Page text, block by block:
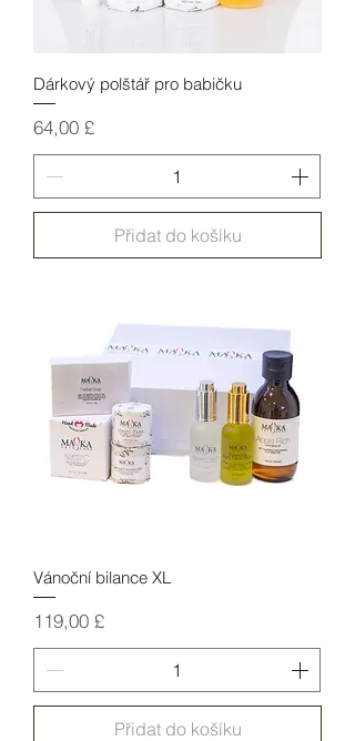
Dárkový polštář pro babičku
Cena
64,00 £
Přidat do košíku
Vánoční bilance XL
Cena
119,00 £
Přidat do košíku